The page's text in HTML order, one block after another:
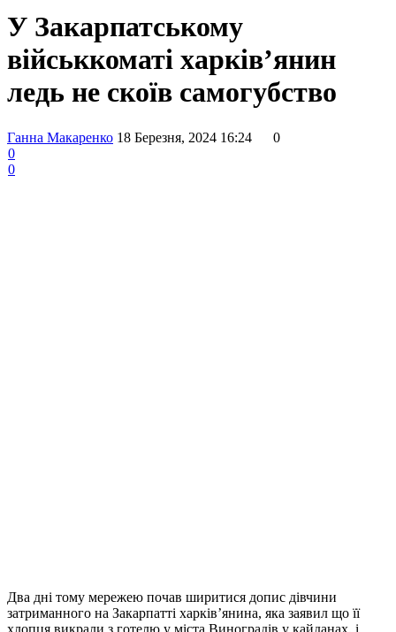
У Закарпатському
військкоматі харків’янин
ледь не скоїв самогубство
Ганна Макаренко 18 Березня, 2024 16:24
0
0
0
Два дні тому мережею почав ширитися допис дівчини
затриманного на Закарпатті харків’янина, яка заявил що її
хлопця викрали з готелю у міста Виноградів у кайданах, і